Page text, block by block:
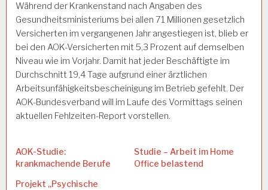
Während der Krankenstand nach Angaben des
Gesundheitsministeriums bei allen 71 Millionen gesetzlich
Versicherten im vergangenen Jahr angestiegen ist, blieb er
bei den AOK-Versicherten mit 5,3 Prozent auf demselben
Niveau wie im Vorjahr. Damit hat jeder Beschäftigte im
Durchschnitt 19,4 Tage aufgrund einer ärztlichen
Arbeitsunfähigkeitsbescheinigung im Betrieb gefehlt. Der
AOK-Bundesverband will im Laufe des Vormittags seinen
aktuellen Fehlzeiten-Report vorstellen.
AOK-Studie:
krankmachende Berufe
Studie – Arbeit im Home
Office belastend
Projekt „Psychische